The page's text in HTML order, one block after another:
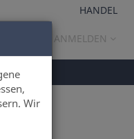
Wir
HANDEL
ANMELDEN